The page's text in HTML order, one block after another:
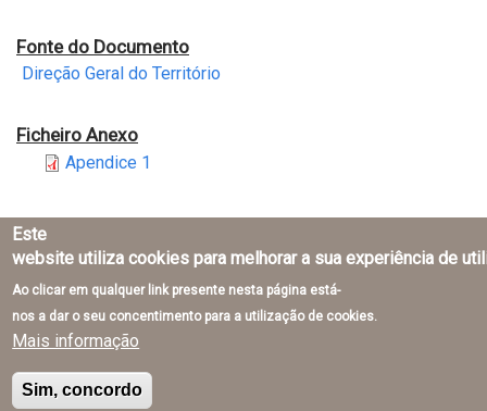
Fonte do Documento
Direção Geral do Território
Ficheiro Anexo
Apendice 1
Direção-Geral do Território © 2026
Este
website utiliza cookies para melhorar a sua experiência de
Ao clicar em qualquer link presente nesta página está-
nos a dar o seu concentimento para a utilização de cookies.
Mais informação
Sim, concordo